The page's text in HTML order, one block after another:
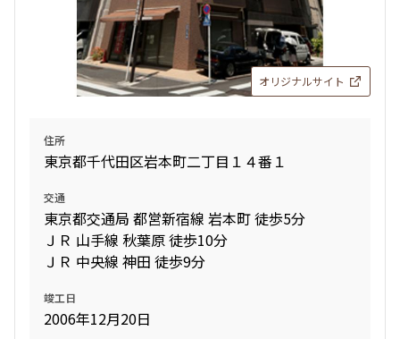
オリジナルサイト
住所
東京都千代田区岩本町二丁目１４番１
交通
東京都交通局 都営新宿線 岩本町 徒歩5分
ＪＲ 山手線 秋葉原 徒歩10分
ＪＲ 中央線 神田 徒歩9分
竣工日
2006年12月20日